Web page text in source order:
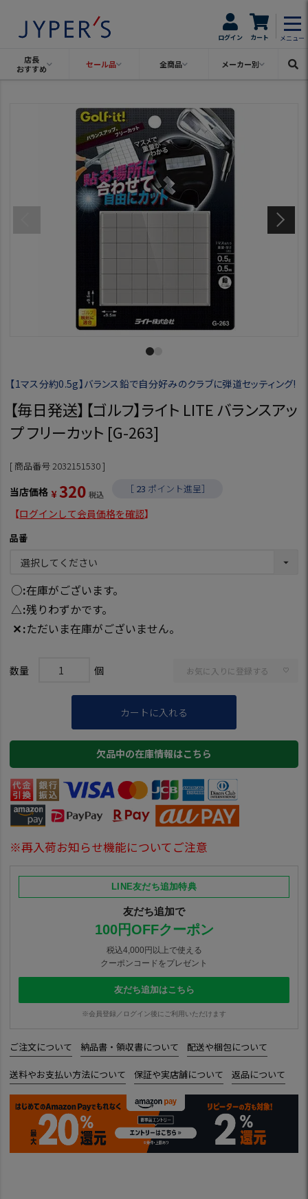
ログイン カート メニュー
店長
おすすめ
セール品 全商品 メーカー別
【1マス分約0.5g】バランス鉛で自分好みのクラブに弾道セッティング!
【毎日発送】【ゴルフ】ライト LITE バランスアッ
プ フリーカット [G-263]
商品番号 2032151530
当店価格 ¥320 税込 ［ 23 ポイント進呈］
【ログインして会員価格を確認】
品番
○ 在庫がございます。
△ 残りわずかです。
✕ ただいま在庫がございません。
お気に入りに登録する
カートに入れる
欠品中の在庫情報はこちら
※再入荷お知らせ機能についてご注意
LINE友だち追加特典
友だち追加で
100円OFFクーポン
税込4,000円以上で使える
クーポンコードをプレゼント
友だち追加はこちら
※会員登録／ログイン後にご利用いただけます
ご注文について 納品書・領収書について 配送や梱包について
送料やお支払い方法について 保証や実店舗について 返品について